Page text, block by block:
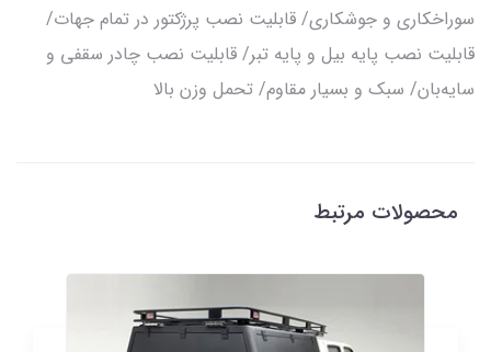
سوراخکاری و جوشکاری/ قابلیت نصب پرژکتور در تمام جهات/
قابلیت نصب پایه بیل و پایه تبر/ قابلیت نصب چادر سقفی و
سایه‌بان/ سبک و بسیار مقاوم/ تحمل وزن بالا
محصولات مرتبط